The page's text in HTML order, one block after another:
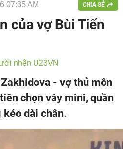
07:35 AM CHIA SẺ
của vợ Bùi Tiến
nhện U23VN
- vợ thủ môn
chọn váy mini, quần
dài chân.